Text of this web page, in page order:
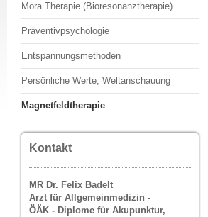
Mora Therapie (Bioresonanztherapie)
Präventivpsychologie
Entspannungsmethoden
Persönliche Werte, Weltanschauung
Magnetfeldtherapie
Kontakt
MR Dr. Felix Badelt
Arzt für Allgemeinmedizin -
ÖÄK - Diplome für Akupunktur,